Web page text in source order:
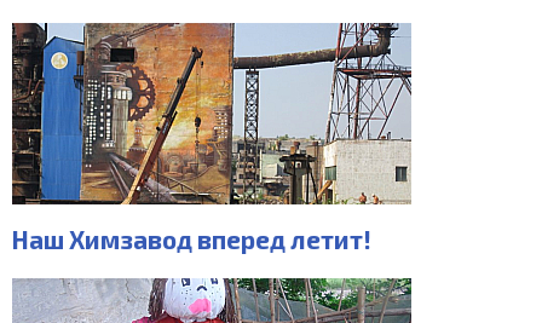
Наш Химзавод вперед летит!